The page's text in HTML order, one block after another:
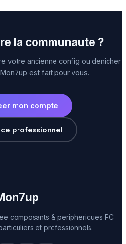
la communaute ?
votre ancienne config ou denicher
est fait pour vous.
mon compte
professionnel
composants & peripheriques PC
et professionnels.